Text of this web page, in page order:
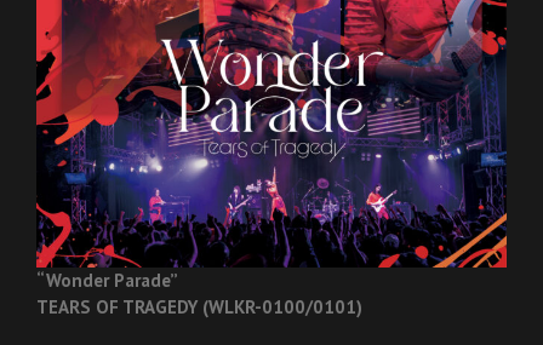
“Wonder Parade”
TEARS OF TRAGEDY (WLKR-0100/0101)